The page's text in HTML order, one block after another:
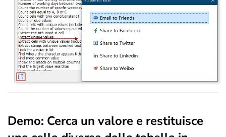
Demo: Cerca un valore e restituisce